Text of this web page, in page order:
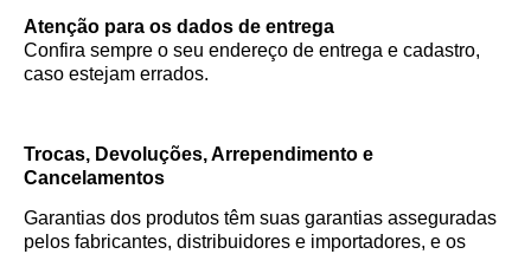
Atenção para os dados de entrega
Confira sempre o seu endereço de entrega e cadastro,
caso estejam errados.
Trocas, Devoluções, Arrependimento e
Cancelamentos
Garantias dos produtos têm suas garantias asseguradas
pelos fabricantes, distribuidores e importadores, e os